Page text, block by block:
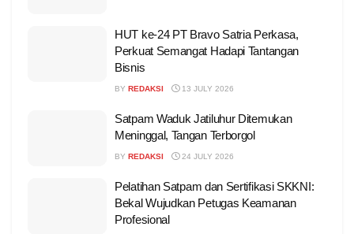
HUT ke-24 PT Bravo Satria Perkasa,
Perkuat Semangat Hadapi Tantangan
Bisnis
BY REDAKSI 13 JULY 2026
Satpam Waduk Jatiluhur Ditemukan
Meninggal, Tangan Terborgol
BY REDAKSI 24 JULY 2026
Pelatihan Satpam dan Sertifikasi SKKNI:
Bekal Wujudkan Petugas Keamanan
Profesional